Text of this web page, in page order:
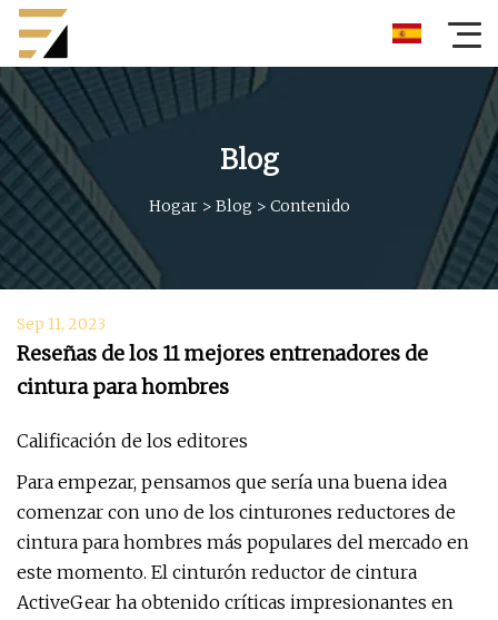
Blog
Hogar> Blog > Contenido
Sep 11, 2023
Reseñas de los 11 mejores entrenadores de
cintura para hombres
Calificación de los editores
Para empezar, pensamos que sería una buena idea
comenzar con uno de los cinturones reductores de
cintura para hombres más populares del mercado en
este momento. El cinturón reductor de cintura
ActiveGear ha obtenido críticas impresionantes en